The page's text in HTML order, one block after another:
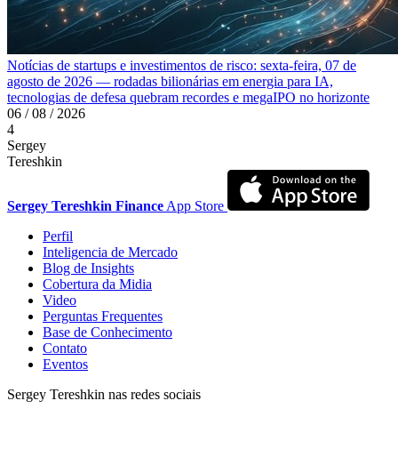
Notícias de startups e investimentos de risco: sexta-feira, 07 de
agosto de 2026 — rodadas bilionárias em energia para IA,
tecnologias de defesa quebram recordes e megaIPO no horizonte
06 / 08 / 2026
4
Sergey
Tereshkin
Sergey Tereshkin Finance App Store
Perfil
Inteligencia de Mercado
Blog de Insights
Cobertura da Midia
Video
Perguntas Frequentes
Base de Conhecimento
Contato
Eventos
Sergey Tereshkin nas redes sociais